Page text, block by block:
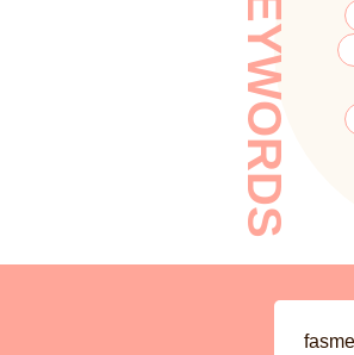
KEYWORDS